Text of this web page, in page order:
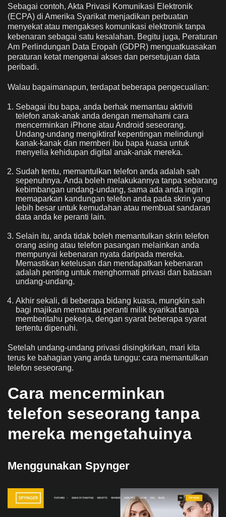
Sebagai contoh, Akta Privasi Komunikasi Elektronik
(ECPA) di Amerika Syarikat menjadikan perbuatan
menyekat atau mengakses komunikasi elektronik tanpa
kebenaran sebagai satu kesalahan. Begitu juga, Peraturan
Am Perlindungan Data Eropah (GDPR) menguatkuasakan
peraturan ketat mengenai akses dan persetujuan data
peribadi.
Walau bagaimanapun, terdapat beberapa pengecualian:
Sebagai ibu bapa, anda berhak memantau aktiviti
telefon anak-anak anda dengan memahami cara
mencerminkan iPhone atau Android seseorang.
Undang-undang mengiktiraf kepentingan melindungi
kanak-kanak dan memberi ibu bapa kuasa untuk
menyelia kehidupan digital anak-anak mereka.
Sudah tentu, memantulkan telefon anda adalah sah
sepenuhnya. Anda boleh melakukannya tanpa sebarang
kebimbangan undang-undang, sama ada anda ingin
memaparkan kandungan telefon anda pada skrin yang
lebih besar untuk kemudahan atau membuat sandaran
data anda ke peranti lain.
Selain itu, anda tidak boleh memantulkan skrin telefon
orang asing atau telefon pasangan melainkan anda
mempunyai kebenaran nyata daripada mereka.
Memastikan ketelusan dan mendapatkan kebenaran
adalah penting untuk menghormati privasi dan batasan
undang-undang.
Akhir sekali, di beberapa bidang kuasa, mungkin sah
bagi majikan memantau peranti milik syarikat tanpa
memberitahu pekerja, dengan syarat beberapa syarat
tertentu dipenuhi.
Setelah undang-undang privasi disingkirkan, mari kita
terus ke bahagian yang anda tunggu: cara memantulkan
telefon seseorang.
Cara mencerminkan
telefon seseorang tanpa
mereka mengetahuinya
Menggunakan Spynger